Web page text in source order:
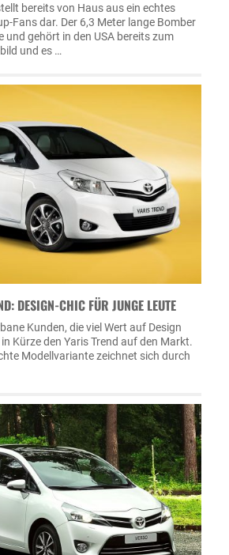
bereits von Haus aus ein echtes
Fans dar. Der 6,3 Meter lange Bomber
und gehört in den USA bereits zum
und es …
DESIGN-CHIC FÜR JUNGE LEUTE
Kunden, die viel Wert auf Design
Kürze den Yaris Trend auf den Markt.
Modellvariante zeichnet sich durch